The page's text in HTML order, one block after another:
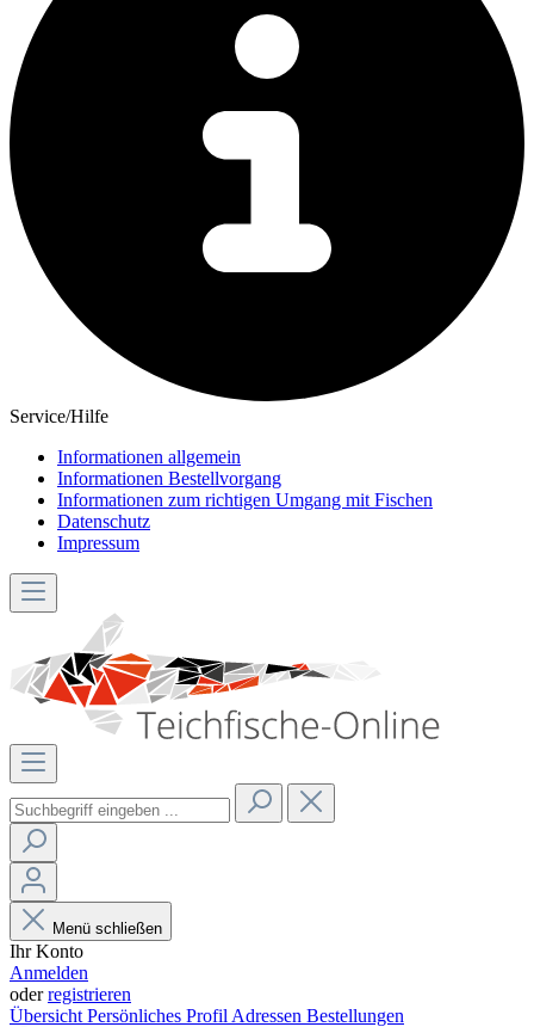
Service/Hilfe
Informationen allgemein
Informationen Bestellvorgang
Informationen zum richtigen Umgang mit Fischen
Datenschutz
Impressum
Menü schließen
Ihr Konto
Anmelden
oderregistrieren
Übersicht Persönliches Profil Adressen Bestellungen